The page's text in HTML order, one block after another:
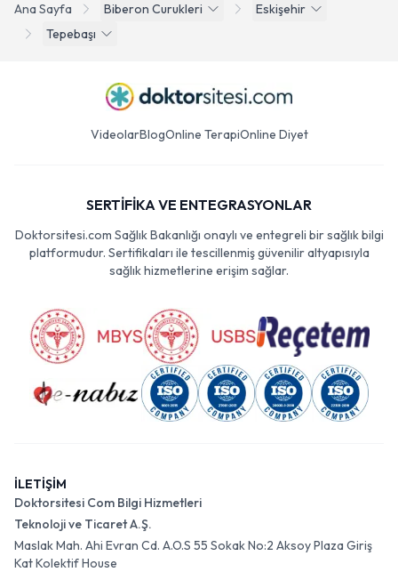
Ana Sayfa Biberon Curukleri
Eskişehir
Tepebaşı
VideolarBlogOnline TerapiOnline Diyet
SERTİFİKA VE ENTEGRASYONLAR
Doktorsitesi.com Sağlık Bakanlığı onaylı ve entegreli bir sağlık bilgi
platformudur. Sertifikaları ile tescillenmiş güvenilir altyapısıyla
sağlık hizmetlerine erişim sağlar.
İLETİŞİM
Doktorsitesi Com Bilgi Hizmetleri
Teknoloji ve Ticaret A.Ş.
Maslak Mah. Ahi Evran Cd. A.O.S 55 Sokak No:2 Aksoy Plaza Giriş
Kat Kolektif House